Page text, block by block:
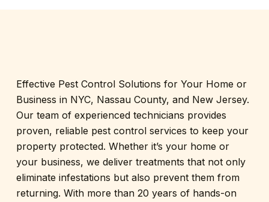
Effective Pest Control Solutions for Your Home or
Business in NYC, Nassau County, and New Jersey.
Our team of experienced technicians provides
proven, reliable pest control services to keep your
property protected. Whether it’s your home or
your business, we deliver treatments that not only
eliminate infestations but also prevent them from
returning. With more than 20 years of hands-on